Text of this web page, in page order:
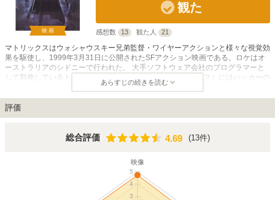
映画
観た
感想数 13 観た人 21
マトリックスはウォシャウスキー兄弟監督・ワイヤーアクションと様々な視覚効
果を駆使し、1999年3月31日に公開されたSFアクション映画である。ロケはオ
ーストラリアのシドニーで行われた。 大手ソフトウェア会社のプログラマーと
して勤務しているトーマス・アンダーソン（キアヌ・リーヴス）にはハッカーの
ネオという裏の顔があり、なんとなく開いたメールをきっかけに仮想世界と現実
世界を知ることとなる。モーフィアス（ローレンス・フィッシュバーン）やトリ
ニティー（キャリー＝アン・モス）らと共に、強大な敵であるエージェント・ス
ミス（ヒューゴ・ヴィーヴィング）と壮絶な戦いを繰り広げる作品である。
価を受ける。 また、この作品は三部構成で作られており続編のリローデッド、
あらすじの続きを読む
評価
総合評価 4.69
4.69 (13件)
映像
3
4
5